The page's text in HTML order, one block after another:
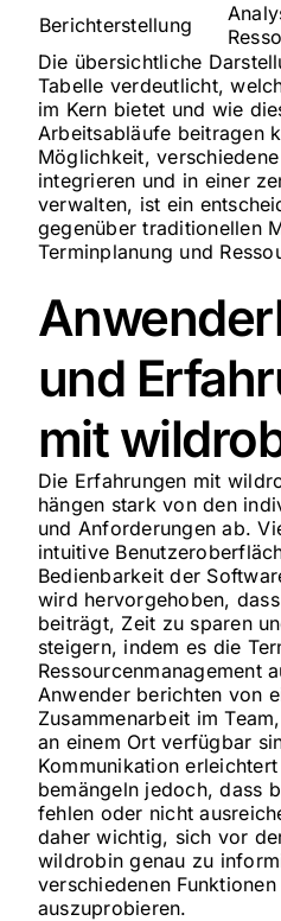
Berichterstellung
Die übersichtliche
Tabelle verdeutlicht,
im Kern bietet und wie
Arbeitsabläufe beitragen
Möglichkeit,
integrieren und in einer
verwalten, ist ein
gegenüber traditionellen
Terminplanung und
und
mit
Die Erfahrungen mit
hängen stark von den
und Anforderungen ab.
intuitive
Bedienbarkeit der
wird hervorgehoben,
beiträgt, Zeit zu sparen
steigern, indem es die
Ressourcenmanagement
Anwender berichten von
Zusammenarbeit im
an einem Ort verfügbar
Kommunikation
bemängeln jedoch, dass
fehlen oder nicht
daher wichtig, sich vor
wildrobin genau zu
verschiedenen
auszuprobieren.